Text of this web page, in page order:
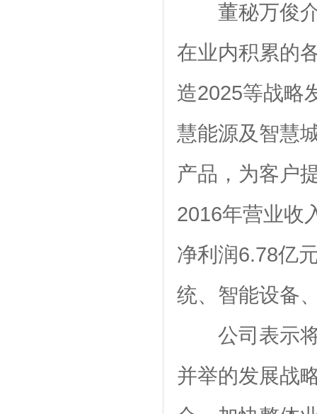
董秘万俊
在业内积累的
造2025等战略
慧能源及智慧
产品，为客户
2016年营业收
净利润6.78亿
统、智能设备
公司表示
并举的发展战